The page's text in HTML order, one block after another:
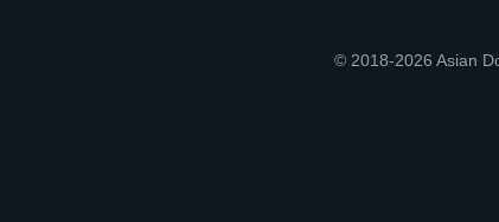
© 2018-2026 Asian